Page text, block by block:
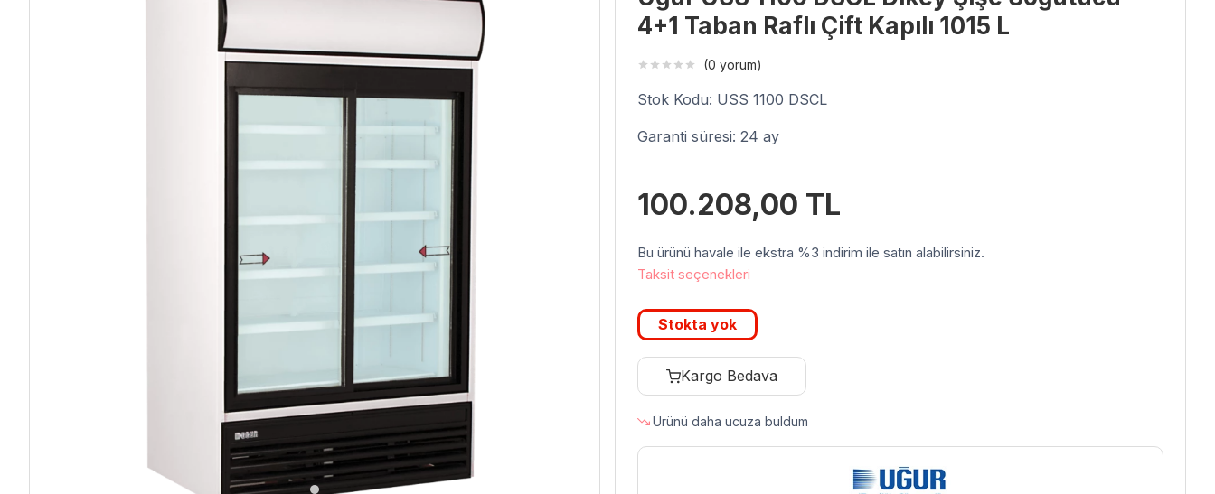
4+1 Taban Raflı Çift Kapılı 1015 L
(0 yorum)
Stok Kodu: USS 1100 DSCL
Garanti süresi: 24 ay
100.208,00 TL
Bu ürünü havale ile ekstra %3 indirim ile satın alabilirsiniz.
Taksit seçenekleri
Stokta yok
Kargo Bedava
Ürünü daha ucuza buldum